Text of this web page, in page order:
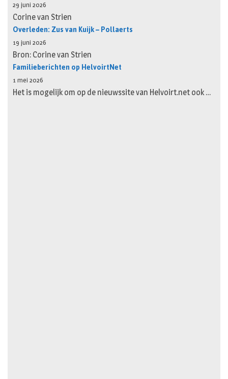
29 juni 2026
Corine van Strien
Overleden: Zus van Kuijk – Pollaerts
19 juni 2026
Bron: Corine van Strien
Familieberichten op HelvoirtNet
1 mei 2026
Het is mogelijk om op de nieuwssite van Helvoirt.net ook …